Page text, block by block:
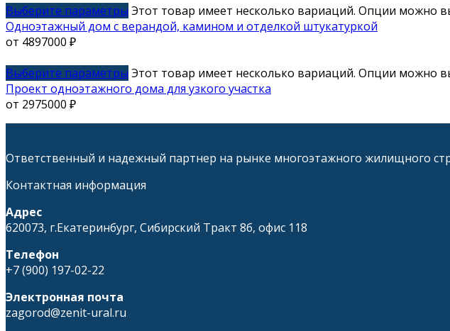
Выберите параметры Этот товар имеет несколько вариаций. Опции можно
Одноэтажный дом с верандой, камином и отделкой штукатуркой
от 4897000 ₽
Выберите параметры Этот товар имеет несколько вариаций. Опции можно
Проект одноэтажного дома для узкого участка
от 2975000 ₽
Ответственный и надежный партнер на рынке многоэтажного жилищного
Контактная информация
Адрес
620073, г.Екатеринбург, Сибирский Тракт 8б, офис 118
Телефон
+7 (900) 197-02-22
Электронная почта
zagorod@zenit-ural.ru